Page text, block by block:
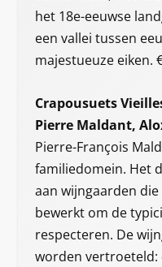
het 18e-eeuwse
een vallei tussen
majestueuze eiken.
Crapousuets
Pierre Maldant,
Pierre-François
familiedomein. Het
aan wijngaarden
bewerkt om de
respecteren. De
worden